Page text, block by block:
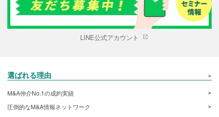
LINE公式アカウント
選ばれる理由
M&A仲介No.1の成約実績
圧倒的なM&A情報ネットワーク